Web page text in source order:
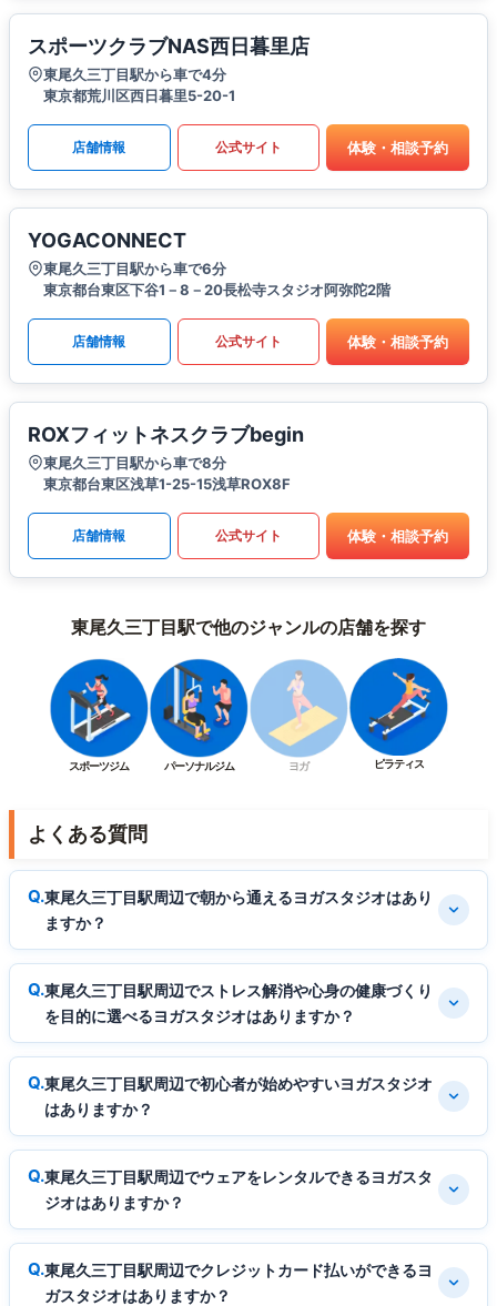
スポーツクラブNAS西日暮里店
東尾久三丁目駅から車で4分
東京都荒川区西日暮里5-20-1
店舗情報 公式サイト 体験・相談予約
YOGACONNECT
東尾久三丁目駅から車で6分
東京都台東区下谷1－8－20長松寺スタジオ阿弥陀2階
店舗情報 公式サイト 体験・相談予約
ROXフィットネスクラブbegin
東尾久三丁目駅から車で8分
東京都台東区浅草1-25-15浅草ROX8F
店舗情報 公式サイト 体験・相談予約
東尾久三丁目駅で他のジャンルの店舗を探す
スポーツジム パーソナルジム ヨガ ピラティス
よくある質問
東尾久三丁目駅周辺で朝から通えるヨガスタジオはあり
ますか？
東尾久三丁目駅周辺でストレス解消や心身の健康づくり
を目的に選べるヨガスタジオはありますか？
東尾久三丁目駅周辺で初心者が始めやすいヨガスタジオ
はありますか？
東尾久三丁目駅周辺でウェアをレンタルできるヨガスタ
ジオはありますか？
東尾久三丁目駅周辺でクレジットカード払いができるヨ
ガスタジオはありますか？